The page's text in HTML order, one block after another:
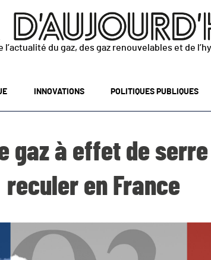
l’actualité du gaz, des gaz renouvelables et de
INNOVATIONS POLITIQUES PUBLIQUES
gaz à effet de
reculer en France